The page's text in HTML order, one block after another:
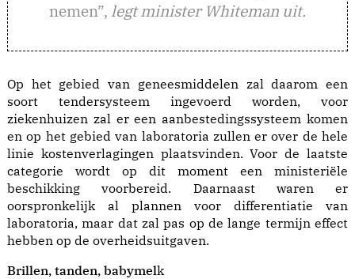
nemen”, legt minister Whiteman uit.
Op het gebied van geneesmiddelen zal daarom een
soort tendersysteem ingevoerd worden, voor
ziekenhuizen zal er een aanbestedingssysteem komen
en op het gebied van laboratoria zullen er over de hele
linie kostenverlagingen plaatsvinden. Voor de laatste
categorie wordt op dit moment een ministeriële
beschikking voorbereid. Daarnaast waren er
oorspronkelijk al plannen voor differentiatie van
laboratoria, maar dat zal pas op de lange termijn effect
hebben op de overheidsuitgaven.
Brillen, tanden, babymelk